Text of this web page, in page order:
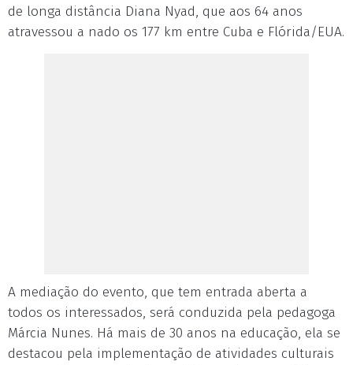
de longa distância Diana Nyad, que aos 64 anos
atravessou a nado os 177 km entre Cuba e Flórida/EUA.
A mediação do evento, que tem entrada aberta a
todos os interessados, será conduzida pela pedagoga
Márcia Nunes. Há mais de 30 anos na educação, ela se
destacou pela implementação de atividades culturais